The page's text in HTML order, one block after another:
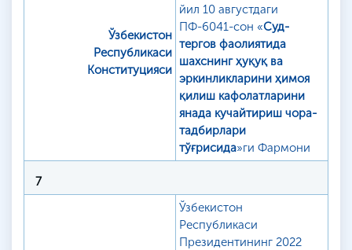
Ўзбекистон
Республикаси
Конституцияси
йил 10 августдаги
ПФ-6041-сон «Суд-
тергов фаолиятида
шахснинг ҳуқуқ ва
эркинликларини ҳимоя
қилиш кафолатларини
янада кучайтириш чора-
тадбирлари
тўғрисида»ги Фармони
7
Ўзбекистон
Республикаси
Президентининг 2022